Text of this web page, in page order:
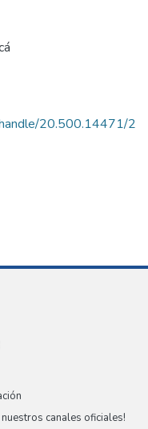
20.500.14471/2
canales oficiales!